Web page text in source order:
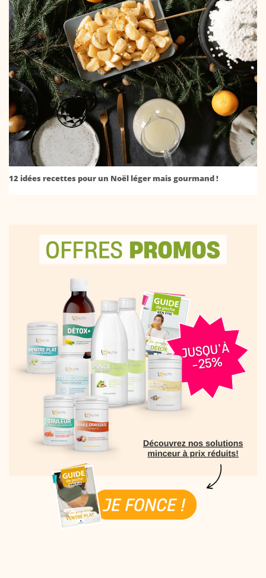
12 idées recettes pour un Noël léger mais gourmand !